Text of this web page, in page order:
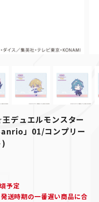
デュエルモンスター
」01/コンプリー
)
予定
送時期の一番遅い商品に合